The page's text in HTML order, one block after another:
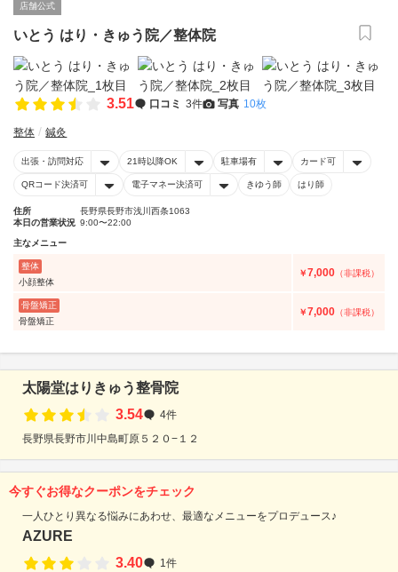
店舗公式
いとう はり・きゅう院／整体院
3.51 口コミ 3件 写真 10枚
整体 鍼灸
出張・訪問対応 21時以降OK 駐車場有 カード可
QRコード決済可 電子マネー決済可 きゆう師 はり師
住所
長野県長野市浅川西条1063
本日の営業状況 9:00〜22:00
主なメニュー
整体
小顔整体
￥7,000 （非課税）
骨盤矯正
骨盤矯正
￥7,000 （非課税）
太陽堂はりきゅう整骨院
3.54
4件
長野県長野市川中島町原５２０−１２
今すぐお得なクーポンをチェック
一人ひとり異なる悩みにあわせ、最適なメニューをプロデュース♪
AZURE
3.40
1件